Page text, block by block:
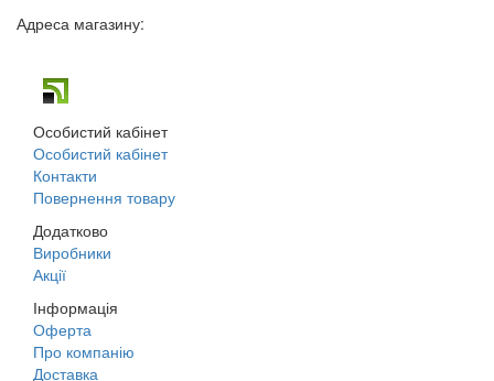
Адреса магазину:
Особистий кабінет
Особистий кабінет
Контакти
Повернення товару
Додатково
Виробники
Акції
Інформація
Оферта
Про компанію
Доставка